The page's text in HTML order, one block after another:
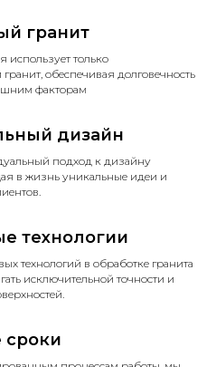
гранит
использует только
обеспечивая долговечность
факторам
дизайн
подход к дизайну
в жизнь уникальные идеи и
технологии
технологий в обработке гранита
исключительной точности и
сроки